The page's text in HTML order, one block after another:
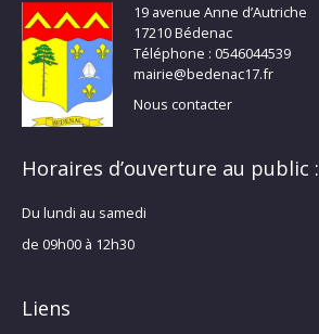
19 avenue Anne d’Autriche
17210 Bédenac
Téléphone : 0546044539
mairie@bedenac17.fr
Nous contacter
Horaires d’ouverture au public :
Du lundi au samedi
de 09h00 à 12h30
Liens